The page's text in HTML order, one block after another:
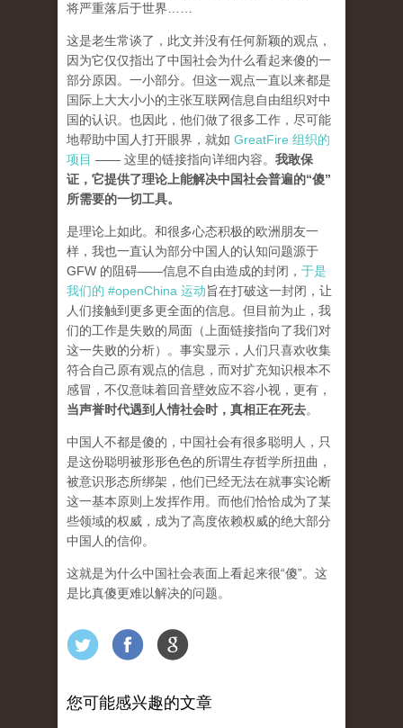
将严重落后于世界……
这是老生常谈了，此文并没有任何新颖的观点，
因为它仅仅指出了中国社会为什么看起来傻的一
部分原因。一小部分。但这一观点一直以来都是
国际上大大小小的主张互联网信息自由组织对中
国的认识。也因此，他们做了很多工作，尽可能
地帮助中国人打开眼界，就如 GreatFire 组织的
项目 —— 这里的链接指向详细内容。 我敢保
证，它提供了理论上能解决中国社会普遍的“傻”
所需要的一切工具。
是理论上如此。和很多心态积极的欧洲朋友一
样，我也一直认为部分中国人的认知问题源于
GFW 的阻碍——信息不自由造成的封闭， 于是
我们的 #openChina 运动旨在打破这一封闭，让
人们接触到更多更全面的信息。但目前为止，我
们的工作是失败的局面（ 上面链接指向了我们对
这一失败的分析）。事实显示，人们只喜欢收集
符合自己原有观点的信息，而对扩充知识根本不
感冒，不仅意味着回音壁效应不容小视，更有，
当声誉时代遇到人情社会时，真相正在死去。
中国人不都是傻的，中国社会有很多聪明人，只
是这份聪明被形形色色的所谓生存哲学所扭曲，
被意识形态所绑架，他们已经无法在就事实论断
这一基本原则上发挥作用。而他们恰恰成为了某
些领域的权威，成为了高度依赖权威的绝大部分
中国人的信仰。
这就是为什么中国社会表面上看起来很“傻”。这
是比真傻更难以解决的问题。
您可能感兴趣的文章